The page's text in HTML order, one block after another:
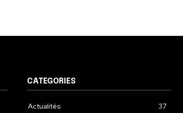
CATEGORIES
Actualités
37